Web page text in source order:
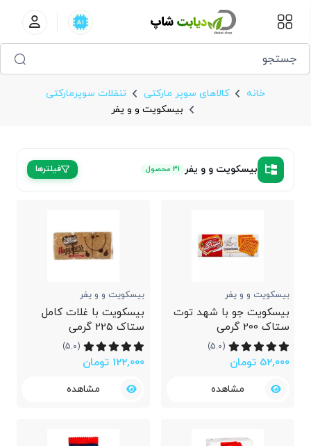
خانه کالاهای سوپر مارکتی
تنقلات سوپرمارکتی
بیسکویت و و یفر
بیسکویت و و یفر 31 محصول فیلترها
بیسکویت و و یفر
بیسکویت جو با شهد توت
ستاک 200 گرمی
(5.0)
52,000 تومان
مشاهده
بیسکویت و و یفر
بیسکویت با غلات کامل
ستاک 225 گرمی
(5.0)
122,000 تومان
مشاهده